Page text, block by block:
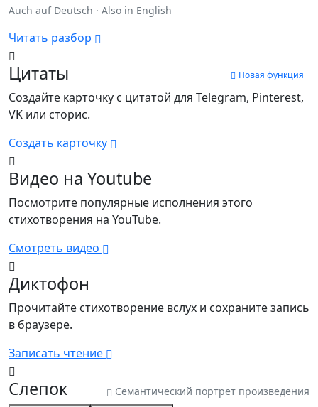
Auch auf Deutsch · Also in English
Читать разбор
Цитаты Новая функция
Создайте карточку с цитатой для Telegram, Pinterest,
VK или сторис.
Создать карточку
Видео на Youtube
Посмотрите популярные исполнения этого
стихотворения на YouTube.
Смотреть видео
Диктофон
Прочитайте стихотворение вслух и сохраните запись
в браузере.
Записать чтение
Слепок Семантический портрет произведения